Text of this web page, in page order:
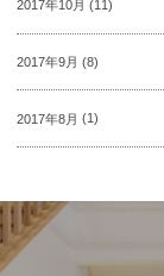
2017年10月 (11)
2017年9月 (8)
2017年8月 (1)